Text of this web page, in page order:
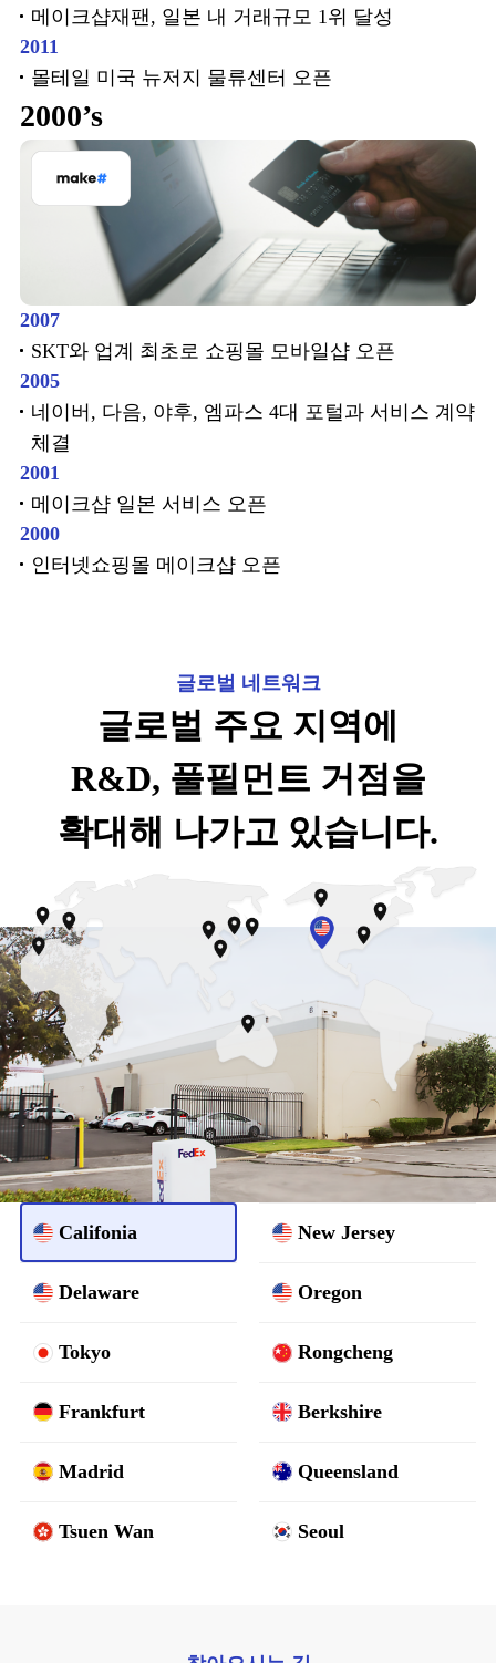
메이크샵재팬, 일본 내 거래규모 1위 달성
2011
몰테일 미국 뉴저지 물류센터 오픈
2000’s
2007
SKT와 업계 최초로 쇼핑몰 모바일샵 오픈
2005
네이버, 다음, 야후, 엠파스 4대 포털과 서비스 계약
체결
2001
메이크샵 일본 서비스 오픈
2000
인터넷쇼핑몰 메이크샵 오픈
글로벌 네트워크
글로벌 주요 지역에
R&D, 풀필먼트 거점을
확대해 나가고 있습니다.
Califonia New Jersey
Delaware Oregon
Tokyo Rongcheng
Frankfurt Berkshire
Madrid Queensland
Tsuen Wan Seoul